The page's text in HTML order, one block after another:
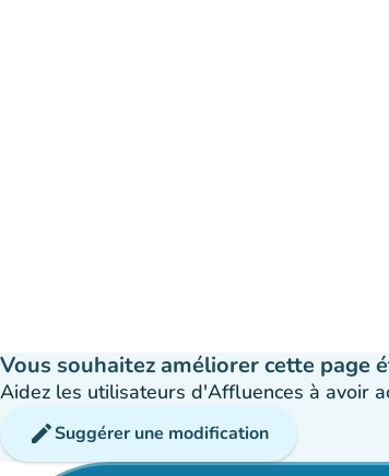
Vous souhaitez améliorer cette page
Aidez les utilisateurs d'Affluences à avoir
editSuggérer une modification